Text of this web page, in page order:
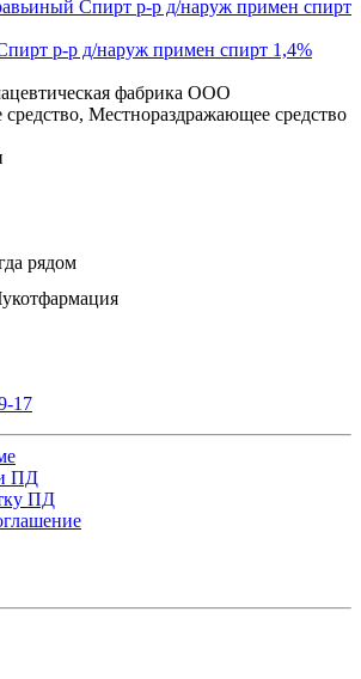
р-р д/наруж примен спирт 1,4%
фабрика ООО
Местнораздражающее средство
рядом
17
ПД
ПД